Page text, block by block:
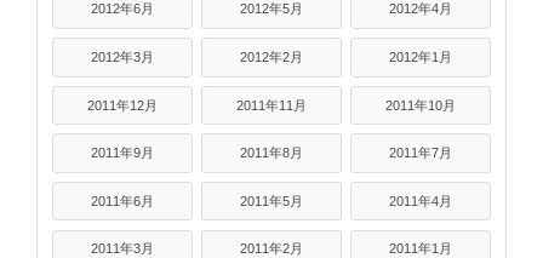
2012年6月 2012年5月 2012年4月
2012年3月 2012年2月 2012年1月
2011年12月 2011年11月 2011年10月
2011年9月 2011年8月 2011年7月
2011年6月 2011年5月 2011年4月
2011年3月 2011年2月 2011年1月